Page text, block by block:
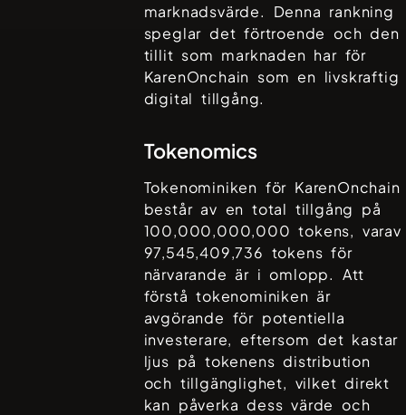
marknadsvärde. Denna rankning
speglar det förtroende och den
tillit som marknaden har för
KarenOnchain som en livskraftig
digital tillgång.
Tokenomics
Tokenominiken för KarenOnchain
består av en total tillgång på
100,000,000,000 tokens, varav
97,545,409,736 tokens för
närvarande är i omlopp. Att
förstå tokenominiken är
avgörande för potentiella
investerare, eftersom det kastar
ljus på tokenens distribution
och tillgänglighet, vilket direkt
kan påverka dess värde och